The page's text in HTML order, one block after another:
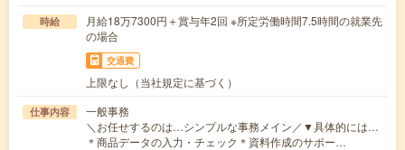
時給
月給18万7300円＋賞与年2回 ※所定労働時間7.5時間の就業先
の場合
交通費
上限なし（当社規定に基づく）
仕事内容
一般事務
＼お任せするのは…シンプルな事務メイン／▼具体的には…
＊商品データの入力・チェック＊資料作成のサポー…